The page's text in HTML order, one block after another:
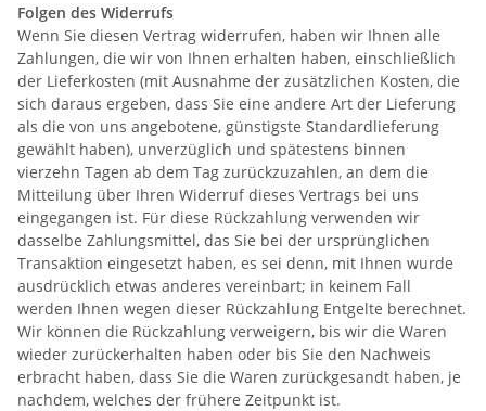
Folgen des Widerrufs
Wenn Sie diesen Vertrag widerrufen, haben wir Ihnen alle
Zahlungen, die wir von Ihnen erhalten haben, einschließlich
der Lieferkosten (mit Ausnahme der zusätzlichen Kosten, die
sich daraus ergeben, dass Sie eine andere Art der Lieferung
als die von uns angebotene, günstigste Standardlieferung
gewählt haben), unverzüglich und spätestens binnen
vierzehn Tagen ab dem Tag zurückzuzahlen, an dem die
Mitteilung über Ihren Widerruf dieses Vertrags bei uns
eingegangen ist. Für diese Rückzahlung verwenden wir
dasselbe Zahlungsmittel, das Sie bei der ursprünglichen
Transaktion eingesetzt haben, es sei denn, mit Ihnen wurde
ausdrücklich etwas anderes vereinbart; in keinem Fall
werden Ihnen wegen dieser Rückzahlung Entgelte berechnet.
Wir können die Rückzahlung verweigern, bis wir die Waren
wieder zurückerhalten haben oder bis Sie den Nachweis
erbracht haben, dass Sie die Waren zurückgesandt haben, je
nachdem, welches der frühere Zeitpunkt ist.